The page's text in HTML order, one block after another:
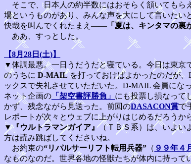
そこで、日本人の約半数にはおそらく頷いてもら
場というものがあり、みんな声を大にして言いた
快哉を叫んでくれたまえ―― 「夏は、キンタマの裏
ああ、すっとした。
【8月28日(土)】
▼体調最悪。一日うだうだと寝ている。今日は東京
のうちに D-MAILを打っておけばよかったのだが、
ックスで失礼させていただいた。D-MAIL 会員にな
ネット企画の 「架空書評勝負」 にも投票し損なって
かず、残念ながら見送った。前回のDASACON賞で
レポートが次々とウェブに上がりはじめるだろうか
▼『ウルトラマンガイア』（ＴＢＳ系）は、いよい
方は読み跳ばしてくださいね。
お約束の“リパルサーリフト転用兵器” （ ９９年４
なものなのだ。世界各地の怪獣たちが体内に持っ